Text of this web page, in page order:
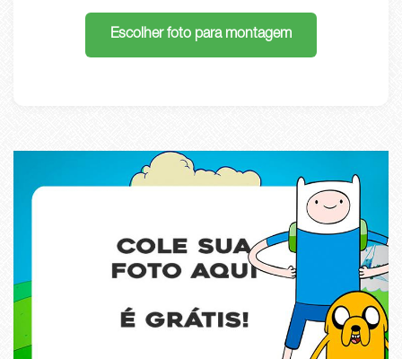
Escolher foto para montagem